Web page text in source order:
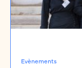
Evènements